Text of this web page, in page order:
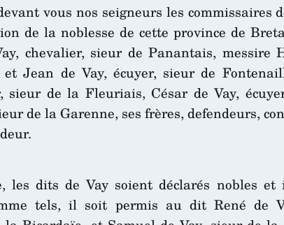
vous nos seigneurs les commissaires
de la noblesse de cette province de
chevalier, sieur de Panantais, messire
Jean de Vay, écuyer, sieur de
sieur de la Fleuriais, César de Vay,
de la Garenne, ses frères, defendeurs,
dits de Vay soient déclarés nobles et
tels, il soit permis au dit René de